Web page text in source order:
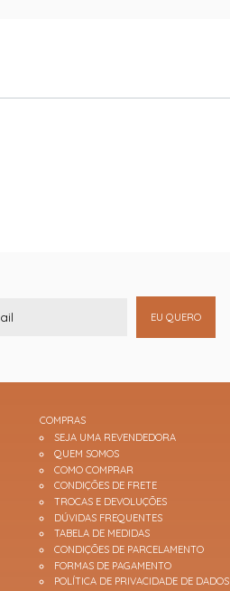
EU QUERO
COMPRAS
SEJA UMA REVENDEDORA
QUEM SOMOS
COMO COMPRAR
CONDIÇÕES DE FRETE
TROCAS E DEVOLUÇÕES
DÚVIDAS FREQUENTES
TABELA DE MEDIDAS
CONDIÇÕES DE PARCELAMENTO
FORMAS DE PAGAMENTO
POLÍTICA DE PRIVACIDADE DE DADOS